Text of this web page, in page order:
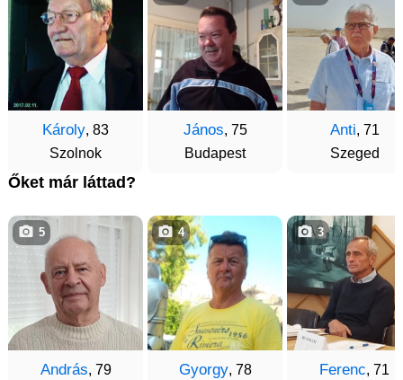
Károly, 83
Szolnok
János, 75
Budapest
Anti, 71
Szeged
Őket már láttad?
András, 79
5
Gyorgy, 78
4
Ferenc, 71
3